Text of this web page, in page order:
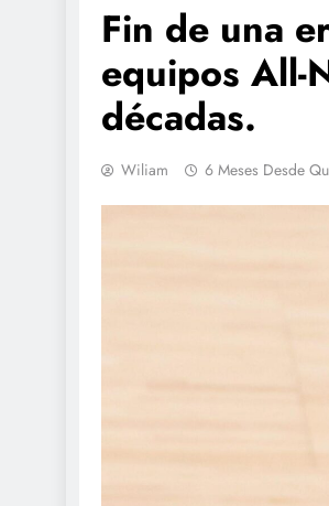
Fin de una
equipos All-
décadas.
Wiliam 6 Meses Desde